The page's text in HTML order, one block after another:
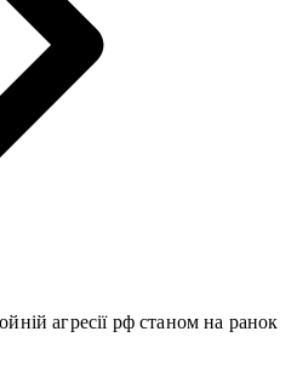
агресії рф станом на ранок